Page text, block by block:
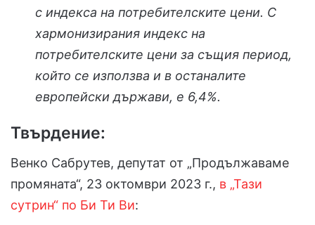
с индекса на потребителските цени. С
хармонизирания индекс на
потребителските цени за същия период,
който се използва и в останалите
европейски държави, е 6,4%.
Твърдение:
Венко Сабрутев, депутат от „Продължаваме
промяната“, 23 октомври 2023 г., в „Тази
сутрин“ по Би Ти Ви: